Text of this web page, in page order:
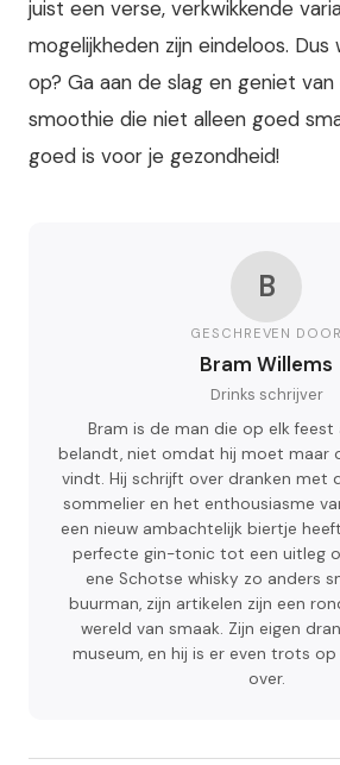
juist een verse, verkwikkende
mogelijkheden zijn eindeloos.
op? Ga aan de slag en geniet van
smoothie die niet alleen goed
goed is voor je gezondheid!
B
GESCHREVEN DOOR
Bram Willems
Drinks schrijver
Bram is de man die op elk
belandt, niet omdat hij moet maar
vindt. Hij schrijft over dranken met
sommelier en het enthousiasme
een nieuw ambachtelijk biertje
perfecte gin-tonic tot een uitleg
ene Schotse whisky zo anders
buurman, zijn artikelen zijn een
wereld van smaak. Zijn eigen
museum, en hij is er even trots
over.